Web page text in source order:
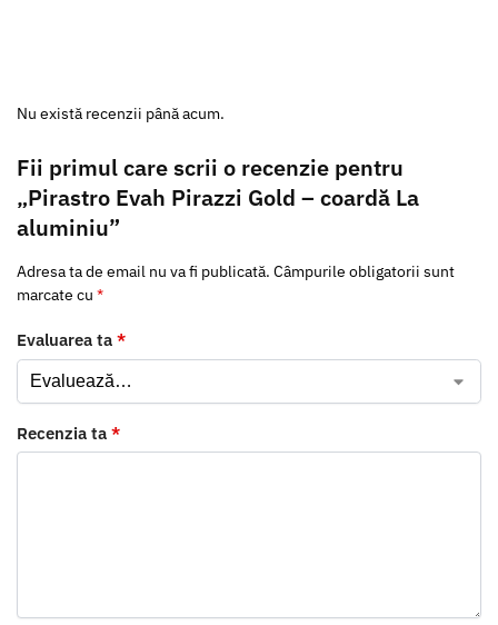
Nu există recenzii până acum.
Fii primul care scrii o recenzie pentru
„Pirastro Evah Pirazzi Gold – coardă La
aluminiu”
Adresa ta de email nu va fi publicată. Câmpurile obligatorii sunt
marcate cu *
Evaluarea ta *
Recenzia ta *